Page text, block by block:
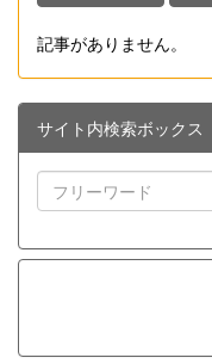
記事がありません。
サイト内検索ボックス